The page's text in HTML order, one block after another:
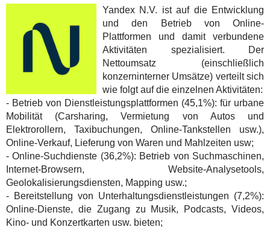
Yandex N.V. ist auf die Entwicklung
und den Betrieb von Online-
Plattformen und damit verbundene
Aktivitäten spezialisiert. Der
Nettoumsatz (einschließlich
konzerninterner Umsätze) verteilt sich
wie folgt auf die einzelnen Aktivitäten:
- Betrieb von Dienstleistungsplattformen (45,1%): für urbane
Mobilität (Carsharing, Vermietung von Autos und
Elektrorollern, Taxibuchungen, Online-Tankstellen usw.),
Online-Verkauf, Lieferung von Waren und Mahlzeiten usw;
- Online-Suchdienste (36,2%): Betrieb von Suchmaschinen,
Internet-Browsern, Website-Analysetools,
Geolokalisierungsdiensten, Mapping usw.;
- Bereitstellung von Unterhaltungsdienstleistungen (7,2%):
Online-Dienste, die Zugang zu Musik, Podcasts, Videos,
Kino- und Konzertkarten usw. bieten;